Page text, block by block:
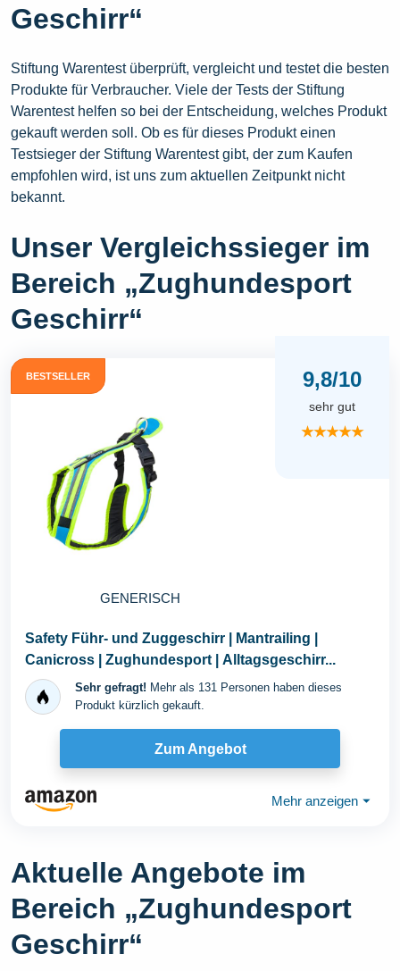
Geschirr“
Stiftung Warentest überprüft, vergleicht und testet die besten
Produkte für Verbraucher. Viele der Tests der Stiftung
Warentest helfen so bei der Entscheidung, welches Produkt
gekauft werden soll. Ob es für dieses Produkt einen
Testsieger der Stiftung Warentest gibt, der zum Kaufen
empfohlen wird, ist uns zum aktuellen Zeitpunkt nicht
bekannt.
Unser Vergleichssieger im
Bereich „Zughundesport
Geschirr“
BESTSELLER
GENERISCH
9,8/10
sehr gut
★★★★★
Safety Führ- und Zuggeschirr | Mantrailing |
Canicross | Zughundesport | Alltagsgeschirr...
Sehr gefragt! Mehr als 131 Personen haben dieses
Produkt kürzlich gekauft.
Zum Angebot
Mehr anzeigen ⏷
Aktuelle Angebote im
Bereich „Zughundesport
Geschirr“